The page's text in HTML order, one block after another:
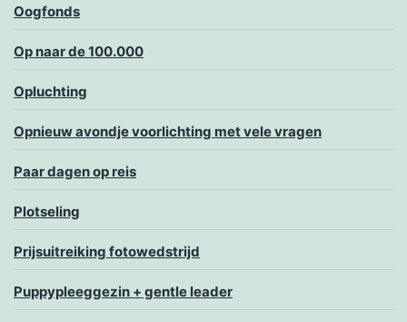
Oogfonds
Op naar de 100.000
Opluchting
Opnieuw avondje voorlichting met vele vragen
Paar dagen op reis
Plotseling
Prijsuitreiking fotowedstrijd
Puppypleeggezin + gentle leader